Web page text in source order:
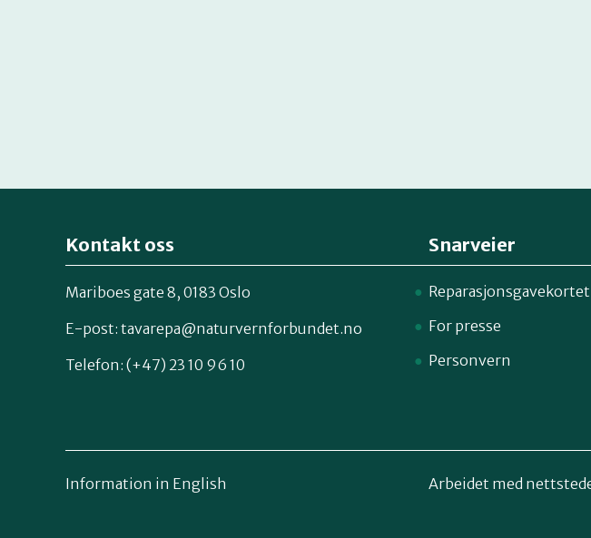
Kontakt oss
Mariboes gate 8, 0183 Oslo
E-post: tavarepa@naturvernforbundet.no
Telefon: (+47) 23 10 96 10
Snarveier
For presse
Personvern
Information in English Arbeidet med